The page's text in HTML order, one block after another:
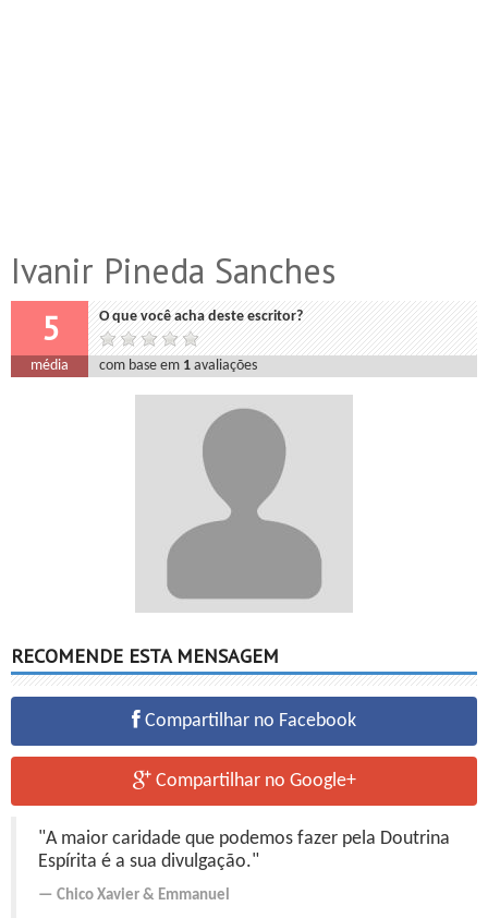
Ivanir Pineda Sanches
5 O que você acha deste escritor?
média com base em 1 avaliações
RECOMENDE ESTA MENSAGEM
Compartilhar no Facebook
Compartilhar no Google+
"A maior caridade que podemos fazer pela Doutrina
Espírita é a sua divulgação."
Chico Xavier & Emmanuel